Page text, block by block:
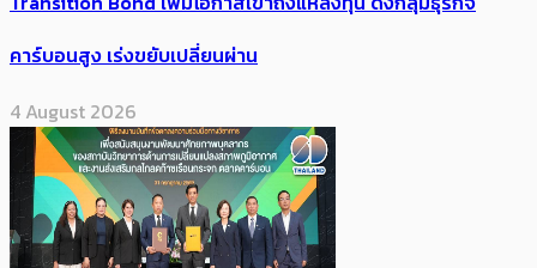
คาร์บอนสูง เร่งขยับเปลี่ยนผ่าน
4 August 2026